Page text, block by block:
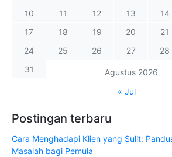
Agustus 2026
10
11 12 13 14
17
18 19 20 21
24
25 26 27 28
31
« Jul
Postingan terbaru
Cara Menghadapi Klien yang Sulit:
Masalah bagi Pemula